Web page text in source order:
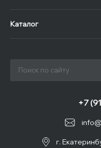
Каталог
+7
г.